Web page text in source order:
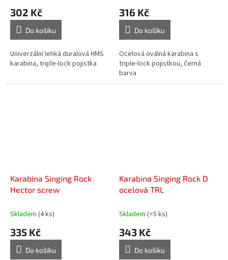
302 Kč
Do košíku
Univerzální lehká duralová HMS
karabina, triple-lock pojistka
316 Kč
Do košíku
Ocelová oválná karabina s
triple-lock pojistkou, černá
barva
Karabina Singing Rock
Hector screw
Skladem (4 ks)
335 Kč
Do košíku
Karabina Singing Rock D
ocelová TRL
Skladem (>5 ks)
343 Kč
Do košíku